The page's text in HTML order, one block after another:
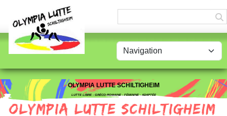
OLYMPIA LUTTE SCHILTIGHEIM
LUTTE LIBRE - GRÉCO-ROMAINE - FÉMININE - ADAPTÉE
Panneau de gestion des cookies